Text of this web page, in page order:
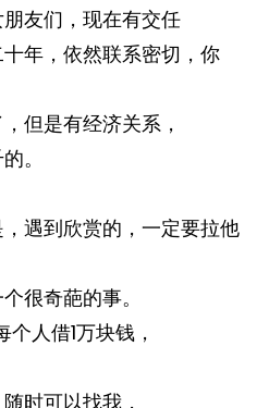
友们，现在有交任
年，依然联系密切，你
但是有经济关系，
。
遇到欣赏的，一定要拉他
很奇葩的事。
人借1万块钱，
时可以找我，